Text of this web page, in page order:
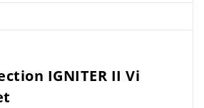
IGNITER II Vi